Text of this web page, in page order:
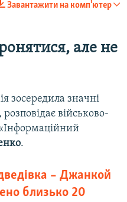
Завантажити на комп'ютер
але не
зосередила значні
військово-
.
– Джанкой
близько 20